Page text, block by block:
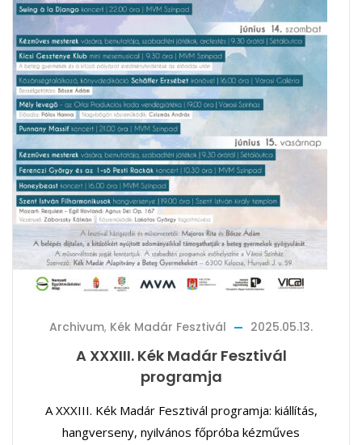
Archivum, Kék Madár Fesztivál 2025.05.13.
A XXXIII. Kék Madár Fesztivál
programja
A XXXIII. Kék Madár Fesztivál programja: kiállítás,
hangverseny, nyilvános főpróba kézműves